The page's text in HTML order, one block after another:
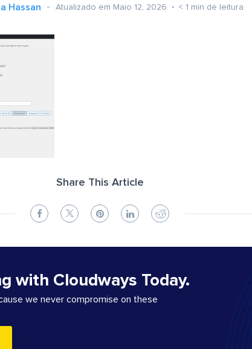
Hassan Atualizado em Maio 12, 2026 < 1 min de leitura
Share This Article
with Cloudways Today.
we never compromise on these